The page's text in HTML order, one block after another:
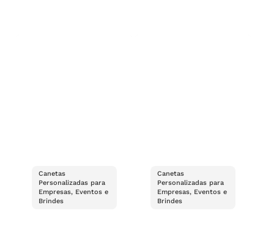
Canetas
Personalizadas para
Empresas, Eventos e
Brindes
Canetas
Personalizadas para
Empresas, Eventos e
Brindes